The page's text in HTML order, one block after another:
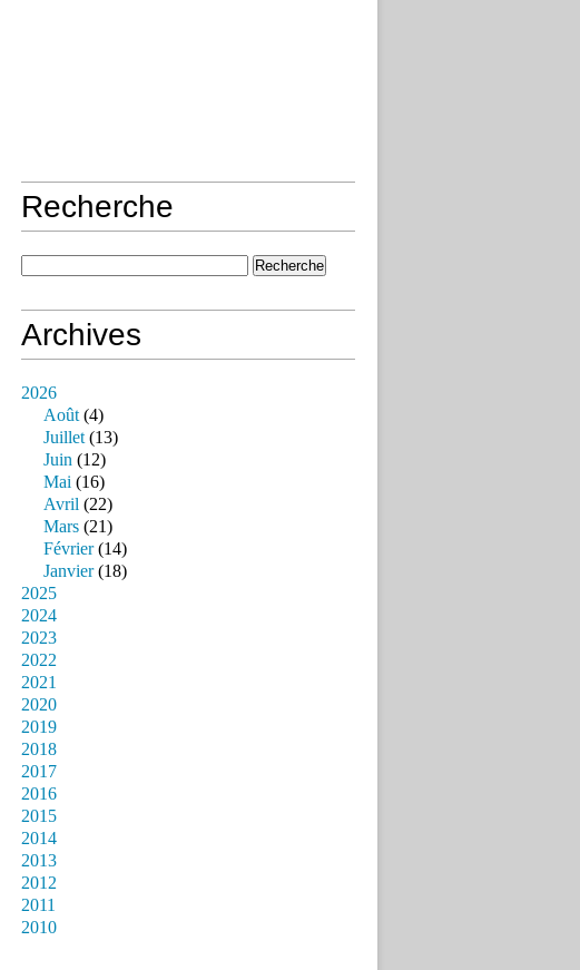
Recherche
Archives
2026
Août(4)
Juillet(13)
Juin (12)
Mai (16)
Avril (22)
Mars (21)
Février(14)
Janvier(18)
2025
2024
2023
2022
2021
2020
2019
2018
2017
2016
2015
2014
2013
2012
2011
2010